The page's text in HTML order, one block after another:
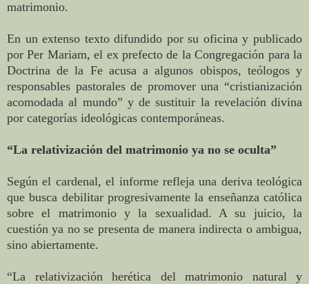
matrimonio.
En un extenso texto difundido por su oficina y publicado
por Per Mariam, el ex prefecto de la Congregación para la
Doctrina de la Fe acusa a algunos obispos, teólogos y
responsables pastorales de promover una “cristianización
acomodada al mundo” y de sustituir la revelación divina
por categorías ideológicas contemporáneas.
“La relativización del matrimonio ya no se oculta”
Según el cardenal, el informe refleja una deriva teológica
que busca debilitar progresivamente la enseñanza católica
sobre el matrimonio y la sexualidad. A su juicio, la
cuestión ya no se presenta de manera indirecta o ambigua,
sino abiertamente.
“La relativización herética del matrimonio natural y